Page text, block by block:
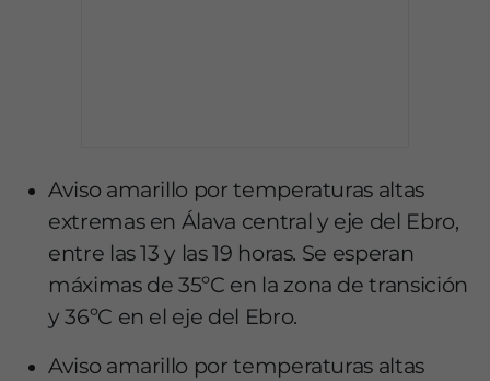
Aviso amarillo por temperaturas altas
extremas en Álava central y eje del Ebro,
entre las 13 y las 19 horas. Se esperan
máximas de 35ºC en la zona de transición
y 36ºC en el eje del Ebro.
Aviso amarillo por temperaturas altas